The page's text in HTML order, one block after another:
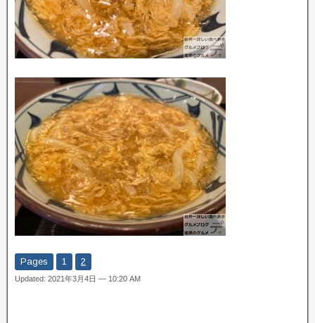
Pages 1 2
Updated: 2021年3月4日 — 10:20 AM